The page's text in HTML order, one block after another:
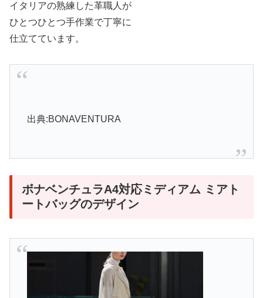
イタリアの熟練した革職人が
ひとつひとつ手作業で丁寧に
仕立てています。
出典:BONAVENTURA
ボナベンチュラA4対応ミディアム ミアト
ートバッグのデザイン